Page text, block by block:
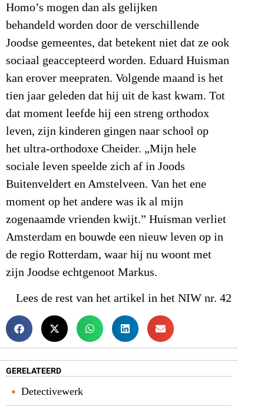
Homo’s mogen dan als gelijken
behandeld worden door de verschillende
Joodse gemeentes, dat betekent niet dat ze ook
sociaal geaccepteerd worden. Eduard Huisman
kan erover meepraten. Volgende maand is het
tien jaar geleden dat hij uit de kast kwam. Tot
dat moment leefde hij een streng orthodox
leven, zijn kinderen gingen naar school op
het ultra-orthodoxe Cheider. „Mijn hele
sociale leven speelde zich af in Joods
Buitenveldert en Amstelveen. Van het ene
moment op het andere was ik al mijn
zogenaamde vrienden kwijt.” Huisman verliet
Amsterdam en bouwde een nieuw leven op in
de regio Rotterdam, waar hij nu woont met
zijn Joodse echtgenoot Markus.
Lees de rest van het artikel in het NIW nr. 42
GERELATEERD
Detectivewerk